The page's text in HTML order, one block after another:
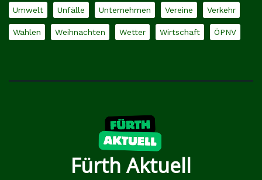
Umwelt Unfälle Unternehmen Vereine Verkehr
Wahlen Weihnachten Wetter Wirtschaft ÖPNV
Fürth Aktuell